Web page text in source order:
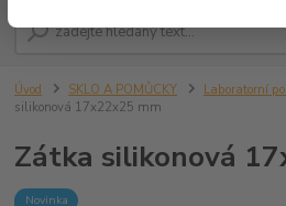
Úvod SKLO A POMŮCKY Laboratorní
silikonová 17x22x25 mm
Zátka silikonová
Novinka